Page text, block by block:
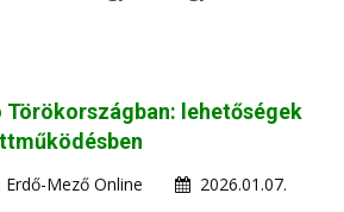
lehetőségek
Erdő-Mező Online 2026.01.07.